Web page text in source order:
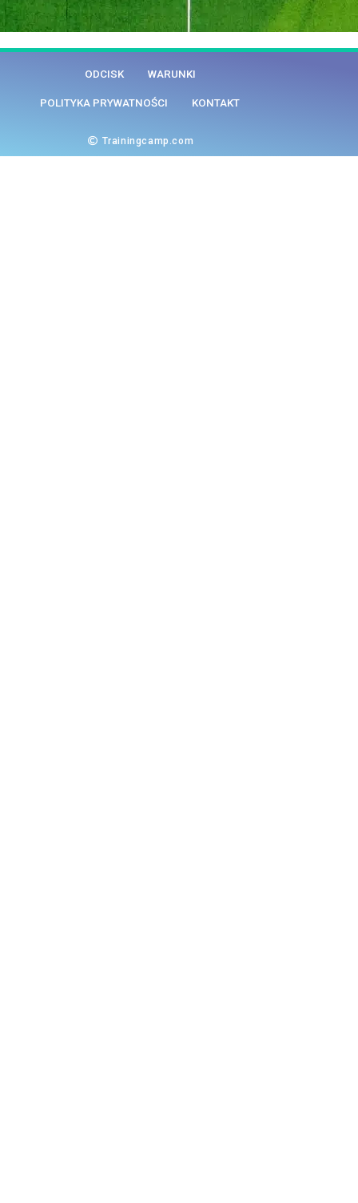
ODCISK WARUNKI
POLITYKA PRYWATNOŚCI KONTAKT
Trainingcamp.com